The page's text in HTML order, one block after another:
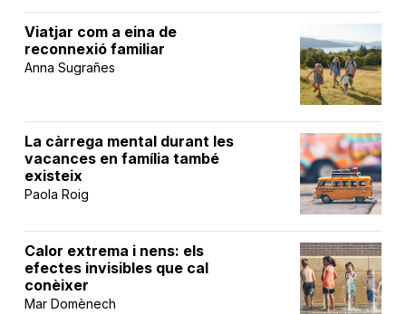
Viatjar com a eina de
reconnexió familiar
Anna Sugrañes
La càrrega mental durant les
vacances en família també
existeix
Paola Roig
Calor extrema i nens: els
efectes invisibles que cal
conèixer
Mar Domènech